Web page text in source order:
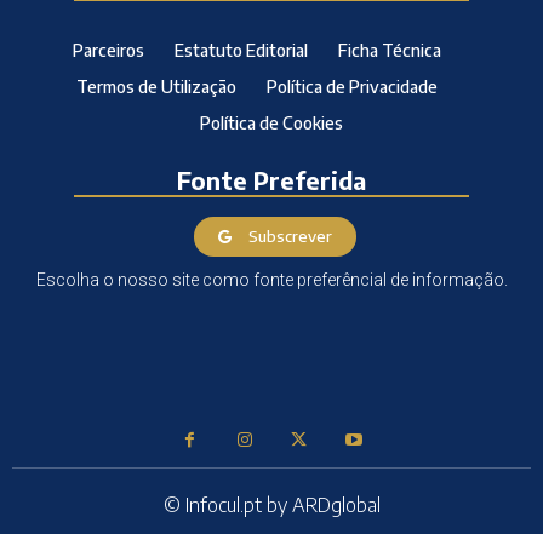
Parceiros Estatuto Editorial
Ficha Técnica
Termos de Utilização
Política de Privacidade
Política de Cookies
Fonte Preferida
Subscrever
Escolha o nosso site como fonte preferêncial de informação.
© Infocul.pt by ARDglobal